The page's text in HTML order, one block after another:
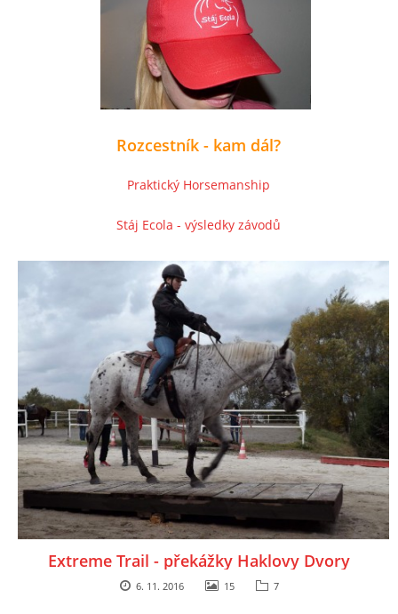
Rozcestník - kam dál?
Praktický Horsemanship
Stáj Ecola - výsledky závodů
Extreme Trail - překážky Haklovy Dvory
6. 11. 2016 15 7